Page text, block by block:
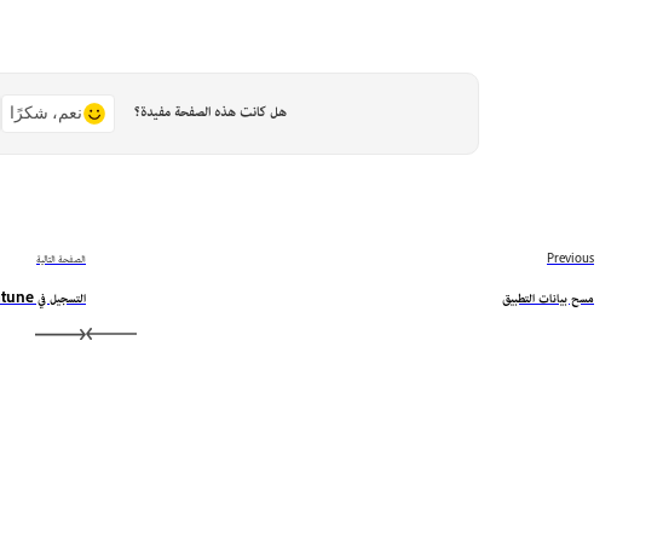
هل كانت هذه الصفحة مفيدة؟ نعم، شكرًا
Previous
مسح بيانات التطبيق
الصفحة التالية
التسجيل في Intune